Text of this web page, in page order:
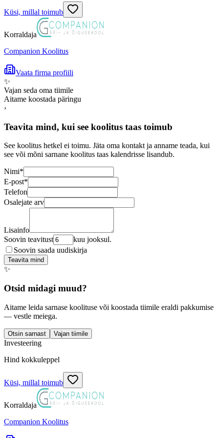
Küsi, millal toimub
Korraldaja
Companion Koolitus
Vaata firma profiili
✨
Vajan seda oma tiimile
Aitame koostada päringu
›
Teavita mind, kui see koolitus taas toimub
See koolitus hetkel ei toimu. Jäta oma kontakt ja anname teada, kui
see või mõni sarnane koolitus taas kalendrisse lisandub.
Nimi*
E-post*
Telefon
Osalejate arv
Lisainfo
Soovin teavitust
kuu jooksul.
Soovin saada uudiskirja
Teavita mind
✨
Otsid midagi muud?
Aitame leida sarnase koolituse või koostada tiimile eraldi pakkumise
— vestle meiega.
Otsin sarnast Vajan tiimile
Investeering
Hind kokkuleppel
Küsi, millal toimub
Korraldaja
Companion Koolitus